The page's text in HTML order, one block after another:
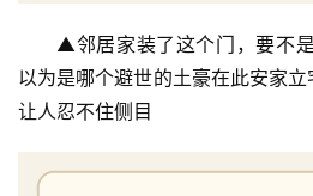
▲邻居家装了这个门，要不
以为是哪个避世的土豪在此安家立
让人忍不住侧目